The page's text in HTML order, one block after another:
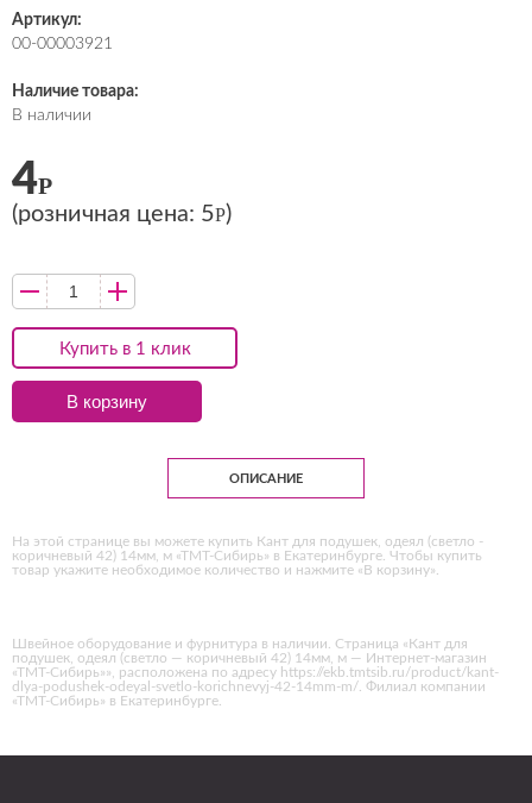
Артикул:
00-00003921
Наличие товара:
В наличии
Купить в 1 клик
4Р
(розничная цена: 5Р)
В корзину
ОПИСАНИЕ
На этой странице вы можете купить Кант для подушек, одеял (светло -
коричневый 42) 14мм, м «ТМТ-Сибирь» в Екатеринбурге. Чтобы купить
товар укажите необходимое количество и нажмите «В корзину».
Швейное оборудование и фурнитура в наличии. Страница «Кант для
подушек, одеял (светло — коричневый 42) 14мм, м — Интернет-магазин
«ТМТ-Сибирь»», расположена по адресу https://ekb.tmtsib.ru/product/kant-
dlya-podushek-odeyal-svetlo-korichnevyj-42-14mm-m/. Филиал компании
«ТМТ-Сибирь» в Екатеринбурге.